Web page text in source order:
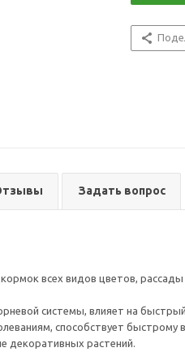
Задать вопрос
всех видов цветов,
системы, влияет на
способствует быстрому
декоративных растений.